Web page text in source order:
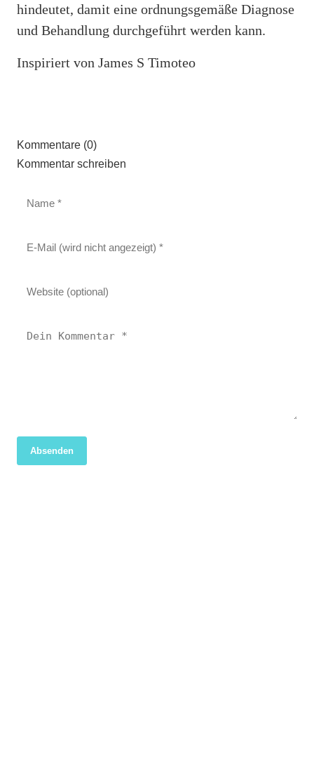
hindeutet, damit eine ordnungsgemäße Diagnose
und Behandlung durchgeführt werden kann.
Inspiriert von James S Timoteo
Kommentare (0)
Kommentar schreiben
Absenden